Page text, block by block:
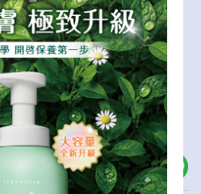
養品可以直接
的懶人福音｜